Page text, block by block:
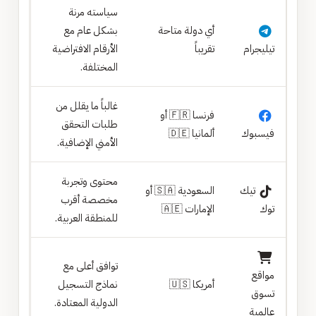
تيليجرام
أي دولة متاحة
تقريباً
سياسته مرنة
بشكل عام مع
الأرقام الافتراضية
المختلفة.
فيسبوك
فرنسا 🇫🇷 أو
ألمانيا 🇩🇪
غالباً ما يقلل من
طلبات التحقق
الأمني الإضافية.
تيك
توك
السعودية 🇸🇦 أو
الإمارات 🇦🇪
محتوى وتجربة
مخصصة أقرب
للمنطقة العربية.
مواقع
تسوق
عالمية
أمريكا 🇺🇸
توافق أعلى مع
نماذج التسجيل
الدولية المعتادة.